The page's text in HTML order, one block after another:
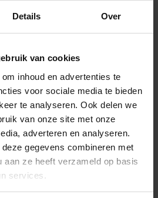
Details Over
van cookies
inhoud en advertenties te
voor sociale media te bieden
te analyseren. Ook delen we
van onze site met onze
adverteren en analyseren.
gegevens combineren met
aan ze heeft verzameld op basis
services.